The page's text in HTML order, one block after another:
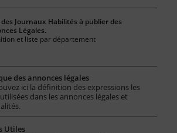
Journaux Habilités à publier des
Légales.
et liste par département
des annonces légales
ici la définition des expressions les
dans les annonces légales et
Utiles